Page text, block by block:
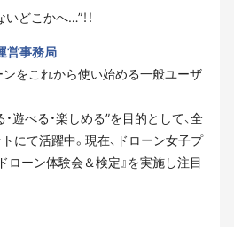
どこかへ…”！！
営事務局
ンをこれから使い始める一般ユーザ
遊べる・楽しめる”を目的として、全
にて活躍中。現在、ドローン女子プ
ローン体験会＆検定』を実施し注目